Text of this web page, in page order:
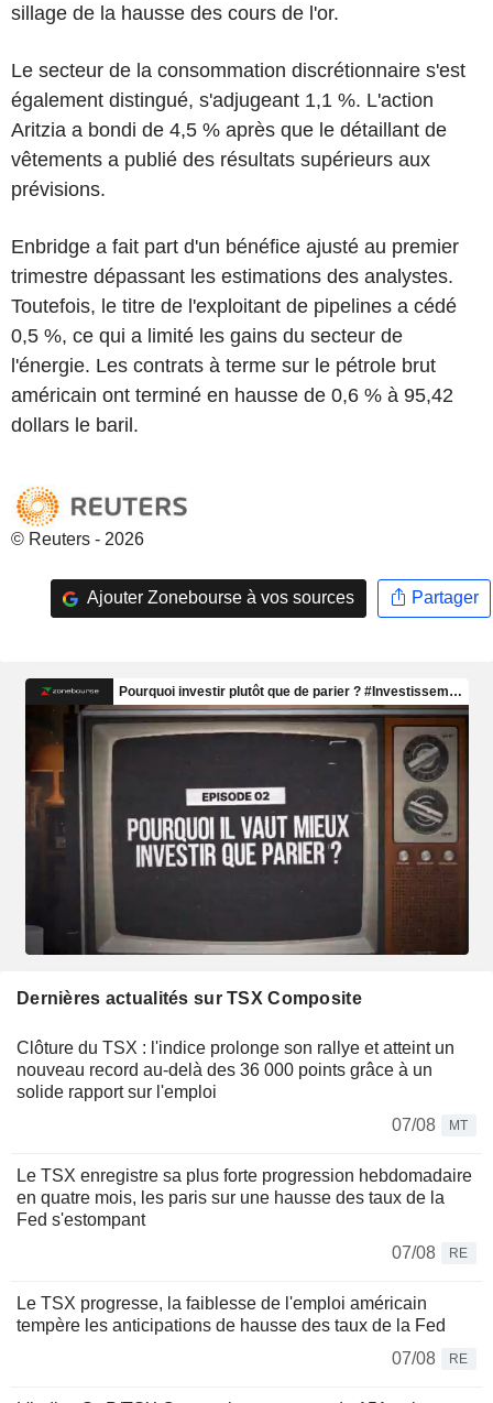
sillage de la hausse des cours de l'or.
Le secteur de la consommation discrétionnaire s'est
également distingué, s'adjugeant 1,1 %. L'action
Aritzia a bondi de 4,5 % après que le détaillant de
vêtements a publié des résultats supérieurs aux
prévisions.
Enbridge a fait part d'un bénéfice ajusté au premier
trimestre dépassant les estimations des analystes.
Toutefois, le titre de l'exploitant de pipelines a cédé
0,5 %, ce qui a limité les gains du secteur de
l'énergie. Les contrats à terme sur le pétrole brut
américain ont terminé en hausse de 0,6 % à 95,42
dollars le baril.
© Reuters - 2026
Ajouter Zonebourse à vos sources Partager
Dernières actualités sur TSX Composite
Clôture du TSX : l'indice prolonge son rallye et atteint un
nouveau record au-delà des 36 000 points grâce à un
solide rapport sur l'emploi
07/08
MT
Le TSX enregistre sa plus forte progression hebdomadaire
en quatre mois, les paris sur une hausse des taux de la
Fed s'estompant
07/08
RE
Le TSX progresse, la faiblesse de l'emploi américain
tempère les anticipations de hausse des taux de la Fed
07/08
RE